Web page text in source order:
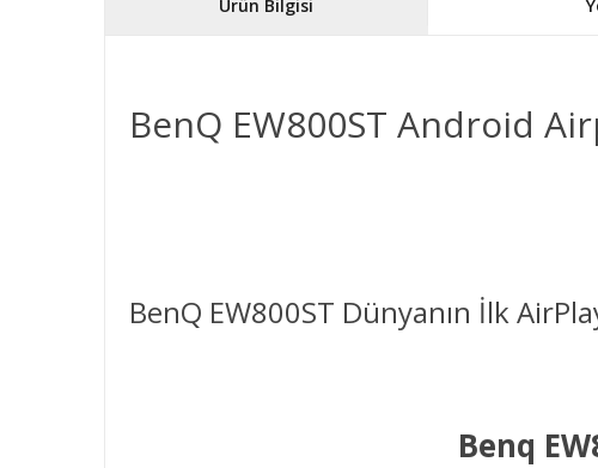
Ürün Bilgisi
BenQ EW800ST Android
BenQ EW800ST Dünyanın İlk
Benq